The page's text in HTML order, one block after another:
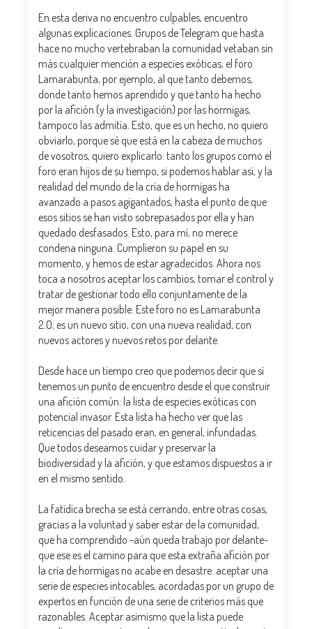
En esta deriva no encuentro culpables, encuentro
algunas explicaciones. Grupos de Telegram que hasta
hace no mucho vertebraban la comunidad vetaban sin
más cualquier mención a especies exóticas; el foro
Lamarabunta, por ejemplo, al que tanto debemos,
donde tanto hemos aprendido y que tanto ha hecho
por la afición (y la investigación) por las hormigas,
tampoco las admitía. Esto, que es un hecho, no quiero
obviarlo, porque sé que está en la cabeza de muchos
de vosotros, quiero explicarlo: tanto los grupos como el
foro eran hijos de su tiempo, si podemos hablar así, y la
realidad del mundo de la cría de hormigas ha
avanzado a pasos agigantados, hasta el punto de que
esos sitios se han visto sobrepasados por ella y han
quedado desfasados. Esto, para mí, no merece
condena ninguna. Cumplieron su papel en su
momento, y hemos de estar agradecidos. Ahora nos
toca a nosotros aceptar los cambios, tomar el control y
tratar de gestionar todo ello conjuntamente de la
mejor manera posible. Este foro no es Lamarabunta
2.0; es un nuevo sitio, con una nueva realidad, con
nuevos actores y nuevos retos por delante.
Desde hace un tiempo creo que podemos decir que sí
tenemos un punto de encuentro desde el que construir
una afición común: la lista de especies exóticas con
potencial invasor. Esta lista ha hecho ver que las
reticencias del pasado eran, en general, infundadas.
Que todos deseamos cuidar y preservar la
biodiversidad y la afición, y que estamos dispuestos a ir
en el mismo sentido.
La fatídica brecha se está cerrando, entre otras cosas,
gracias a la voluntad y saber estar de la comunidad,
que ha comprendido -aún queda trabajo por delante-
que ese es el camino para que esta extraña afición por
la cría de hormigas no acabe en desastre: aceptar una
serie de especies intocables, acordadas por un grupo de
expertos en función de una serie de criterios más que
razonables. Aceptar asimismo que la lista puede